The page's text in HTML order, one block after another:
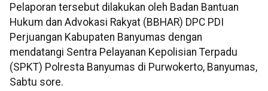
Pelaporan tersebut dilakukan oleh Badan Bantuan
Hukum dan Advokasi Rakyat (BBHAR) DPC PDI
Perjuangan Kabupaten Banyumas dengan
mendatangi Sentra Pelayanan Kepolisian Terpadu
(SPKT) Polresta Banyumas di Purwokerto, Banyumas,
Sabtu sore.